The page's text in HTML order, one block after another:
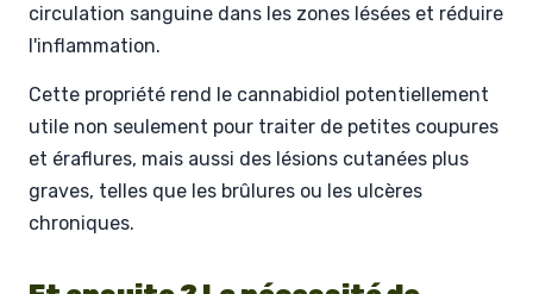
circulation sanguine dans les zones lésées et réduire
l'inflammation.
Cette propriété rend le cannabidiol potentiellement
utile non seulement pour traiter de petites coupures
et éraflures, mais aussi des lésions cutanées plus
graves, telles que les brûlures ou les ulcères
chroniques.